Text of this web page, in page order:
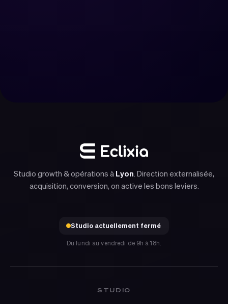
Studio growth & opérations à Lyon. Direction externalisée,
acquisition, conversion, on active les bons leviers.
Studio actuellement fermé
Du lundi au vendredi de 9h à 18h.
STUDIO